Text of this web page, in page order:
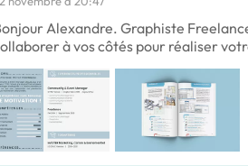
Alexandre. Graphiste
à vos côtés pour réaliser